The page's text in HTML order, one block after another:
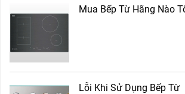
Mua Bếp Từ Hãng Nào
Lỗi Khi Sử Dụng Bếp Từ